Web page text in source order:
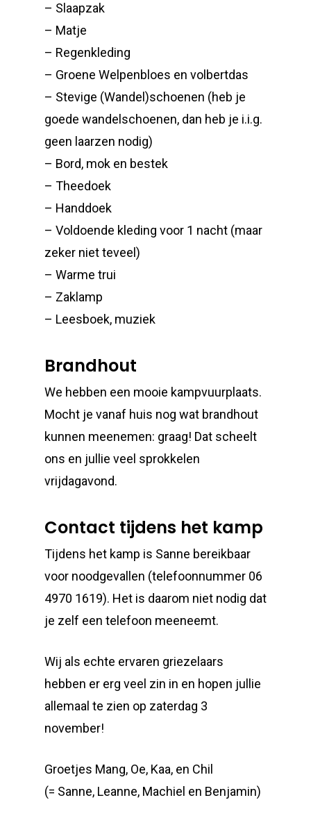
– Slaapzak
– Matje
– Regenkleding
– Groene Welpenbloes en volbertdas
– Stevige (Wandel)schoenen (heb je
goede wandelschoenen, dan heb je i.i.g.
geen laarzen nodig)
– Bord, mok en bestek
– Theedoek
– Handdoek
– Voldoende kleding voor 1 nacht (maar
zeker niet teveel)
– Warme trui
– Zaklamp
– Leesboek, muziek
Brandhout
We hebben een mooie kampvuurplaats.
Mocht je vanaf huis nog wat brandhout
kunnen meenemen: graag! Dat scheelt
ons en jullie veel sprokkelen
vrijdagavond.
Contact tijdens het kamp
Tijdens het kamp is Sanne bereikbaar
voor noodgevallen (telefoonnummer 06
4970 1619). Het is daarom niet nodig dat
je zelf een telefoon meeneemt.
Wij als echte ervaren griezelaars
hebben er erg veel zin in en hopen jullie
allemaal te zien op zaterdag 3
november!
Groetjes Mang, Oe, Kaa, en Chil
(= Sanne, Leanne, Machiel en Benjamin)